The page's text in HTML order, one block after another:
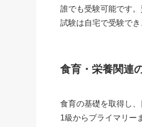
誰でも受験可能です
試験は自宅で受験で
食育・栄養関連
食育の基礎を取得し
1級からプライマリー